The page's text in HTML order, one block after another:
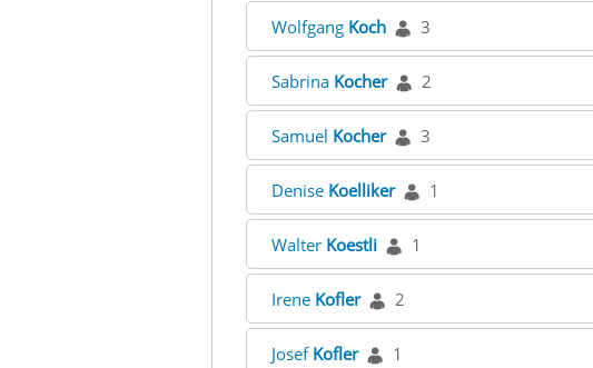
Wolfgang Koch 3
Sabrina Kocher 2
Samuel Kocher 3
Denise Koelliker 1
Walter Koestli 1
Irene Kofler 2
Josef Kofler 1